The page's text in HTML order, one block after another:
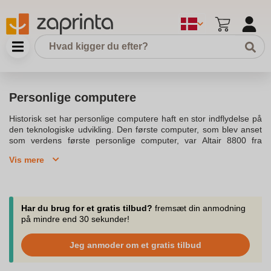
Personlige computere
Historisk set har personlige computere haft en stor indflydelse på
den teknologiske udvikling. Den første computer, som blev anset
som verdens første personlige computer, var Altair 8800 fra
computere, der kunne bruges af en enkelt person ad gangen.I
computere, der fulgte, var IBM og kompatible modeller, ofte med
Microsofts operativsystem, hvilket blev dominerende i 1980'erne.
Personlige computere blev hurtigt tilgængelige for både
mange menneskers liv.En personlig computer kan være både en
stationær eller en bærbar enhed. De bærbare computere opstod
som en mere mobil version af de stationære pc'er og blev
Vis mere
Har du brug for et gratis tilbud? fremsæt din anmodning
på mindre end 30 sekunder!
Jeg anmoder om et gratis tilbud